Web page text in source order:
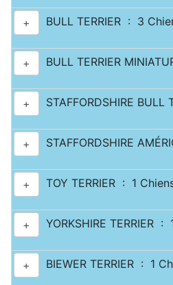
+ BULL TERRIER : 3
+ BULL TERRIER
+ STAFFORDSHIRE
+ STAFFORDSHIRE
+ TOY TERRIER : 1
+ YORKSHIRE TERRIER :
+ BIEWER TERRIER : 1